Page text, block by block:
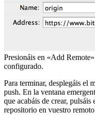
Presionáis en «Add
configurado.
Para terminar, desplegáis el
push. En la ventana
que acabáis de crear,
repositorio en vuestro